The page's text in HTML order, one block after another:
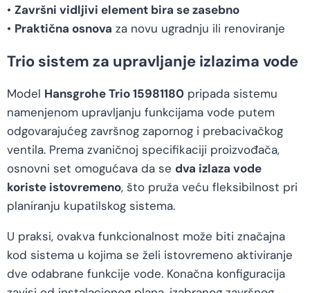
• Završni vidljivi element bira se zasebno
• Praktična osnova za novu ugradnju ili renoviranje
Trio sistem za upravljanje izlazima vode
Model Hansgrohe Trio 15981180 pripada sistemu
namenjenom upravljanju funkcijama vode putem
odgovarajućeg završnog zapornog i prebacivačkog
ventila. Prema zvaničnoj specifikaciji proizvođača,
osnovni set omogućava da se dva izlaza vode
koriste istovremeno, što pruža veću fleksibilnost pri
planiranju kupatilskog sistema.
U praksi, ovakva funkcionalnost može biti značajna
kod sistema u kojima se želi istovremeno aktiviranje
dve odabrane funkcije vode. Konačna konfiguracija